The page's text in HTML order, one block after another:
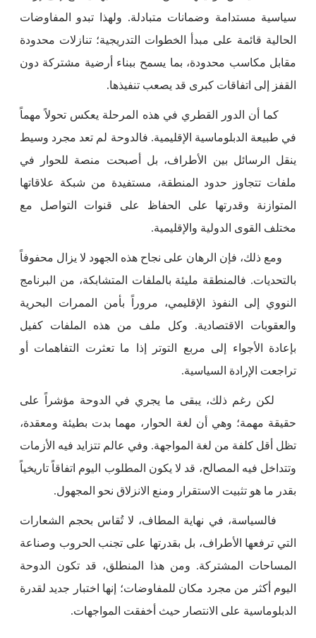
سياسية مستدامة وضمانات متبادلة. ولهذا تبدو المفاوضات
الحالية قائمة على مبدأ الخطوات التدريجية؛ تنازلات محدودة
مقابل مكاسب محدودة، بما يسمح ببناء أرضية مشتركة دون
القفز إلى اتفاقات كبرى قد يصعب تنفيذها.
كما أن الدور القطري في هذه المرحلة يعكس تحولاً مهماً
في طبيعة الدبلوماسية الإقليمية. فالدوحة لم تعد مجرد وسيط
ينقل الرسائل بين الأطراف، بل أصبحت منصة للحوار في
ملفات تتجاوز حدود المنطقة، مستفيدة من شبكة علاقاتها
المتوازنة وقدرتها على الحفاظ على قنوات التواصل مع
مختلف القوى الدولية والإقليمية.
ومع ذلك، فإن الرهان على نجاح هذه الجهود لا يزال محفوفاً
بالتحديات. فالمنطقة مليئة بالملفات المتشابكة، من البرنامج
النووي إلى النفوذ الإقليمي، مروراً بأمن الممرات البحرية
والعقوبات الاقتصادية. وكل ملف من هذه الملفات كفيل
بإعادة الأجواء إلى مربع التوتر إذا ما تعثرت التفاهمات أو
تراجعت الإرادة السياسية.
لكن رغم ذلك، يبقى ما يجري في الدوحة مؤشراً على
حقيقة مهمة؛ وهي أن لغة الحوار، مهما بدت بطيئة ومعقدة،
تظل أقل كلفة من لغة المواجهة. وفي عالم تتزايد فيه الأزمات
وتتداخل فيه المصالح، قد لا يكون المطلوب اليوم اتفاقاً تاريخياً
بقدر ما هو تثبيت الاستقرار ومنع الانزلاق نحو المجهول.
فالسياسة، في نهاية المطاف، لا تُقاس بحجم الشعارات
التي ترفعها الأطراف، بل بقدرتها على تجنب الحروب وصناعة
المساحات المشتركة. ومن هذا المنطلق، قد تكون الدوحة
اليوم أكثر من مجرد مكان للمفاوضات؛ إنها اختبار جديد لقدرة
الدبلوماسية على الانتصار حيث أخفقت المواجهات.